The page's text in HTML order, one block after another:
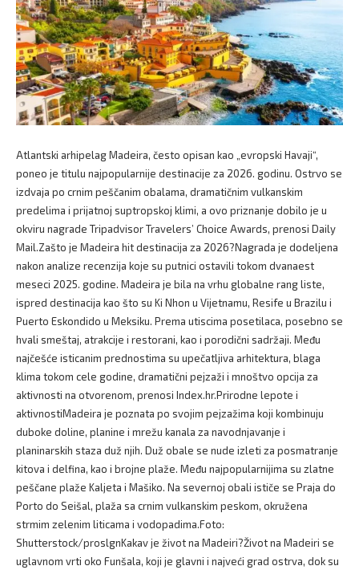
Atlantski arhipelag Madeira, često opisan kao „evropski Havaji“,
poneo je titulu najpopularnije destinacije za 2026. godinu. Ostrvo se
izdvaja po crnim peščanim obalama, dramatičnim vulkanskim
predelima i prijatnoj suptropskoj klimi, a ovo priznanje dobilo je u
okviru nagrade Tripadvisor Travelers’ Choice Awards, prenosi Daily
Mail.Zašto je Madeira hit destinacija za 2026?Nagrada je dodeljena
nakon analize recenzija koje su putnici ostavili tokom dvanaest
meseci 2025. godine. Madeira je bila na vrhu globalne rang liste,
ispred destinacija kao što su Ki Nhon u Vijetnamu, Resife u Brazilu i
Puerto Eskondido u Meksiku. Prema utiscima posetilaca, posebno se
hvali smeštaj, atrakcije i restorani, kao i porodični sadržaji. Među
najčešće isticanim prednostima su upečatljiva arhitektura, blaga
klima tokom cele godine, dramatični pejzaži i mnoštvo opcija za
aktivnosti na otvorenom, prenosi Index.hr.Prirodne lepote i
aktivnostiMadeira je poznata po svojim pejzažima koji kombinuju
duboke doline, planine i mrežu kanala za navodnjavanje i
planinarskih staza duž njih. Duž obale se nude izleti za posmatranje
kitova i delfina, kao i brojne plaže. Među najpopularnijima su zlatne
peščane plaže Kaljeta i Mašiko. Na severnoj obali ističe se Praja do
Porto do Seišal, plaža sa crnim vulkanskim peskom, okružena
strmim zelenim liticama i vodopadima.Foto:
Shutterstock/proslgnKakav je život na Madeiri?Život na Madeiri se
uglavnom vrti oko Funšala, koji je glavni i najveći grad ostrva, dok su